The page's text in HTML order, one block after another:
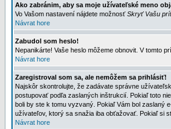
Ako zabránim, aby sa moje užívateľské meno
Vo Vašom nastavení nájdete možnosťSkryť Vašu
Návrat hore
Zabudol som heslo!
Nepanikárte! Vaše heslo môžeme obnovit. V tomto
Návrat hore
Zaregistroval som sa, ale nemôžem sa prihlásiť!
Najskôr skontrolujte, že zadávate správne
postupovať podľa zaslaných inštrukcií. Pokiaľ toto
boli by ste k tomu vyzvaný. Pokiaľ Vám bol zaslaný
užívateľov, ktorý sa snažia iba obťažovať. Pokiaľ si
Návrat hore